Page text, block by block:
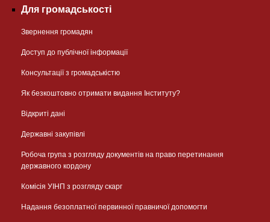
Для громадськості
Звернення громадян
Доступ до публічної інформації
Консультації з громадськістю
Як безкоштовно отримати видання Інституту?
Відкриті дані
Державні закупівлі
Робоча група з розгляду документів на право перетинання
державного кордону
Комісія УІНП з розгляду скарг
Надання безоплатної первинної правничої допомогти